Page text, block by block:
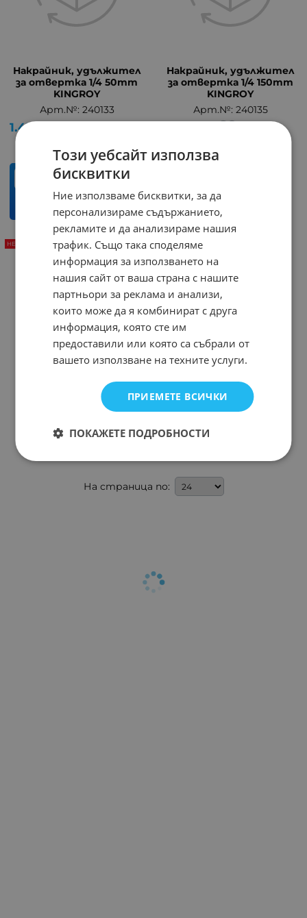
Накрайник, удължител
за отвертка 1/4 50mm
KINGROY
Арт.№: 240133
1.43
бр.
Накрайник, удължител
за отвертка 1/4 150mm
KINGROY
Арт.№: 240135
Отвертки комплект
НЕНАЛИЧЕН
На страница по:
Този уебсайт използва
бисквитки
Ние използваме бисквитки, за да
персонализираме съдържанието,
рекламите и да анализираме нашия
трафик. Също така споделяме
информация за използването на
нашия сайт от ваша страна с нашите
партньори за реклама и анализи,
които може да я комбинират с друга
информация, която сте им
предоставили или която са събрали от
вашето използване на техните услуги.
ПРИЕМЕТЕ ВСИЧКИ
ПОКАЖЕТЕ ПОДРОБНОСТИ